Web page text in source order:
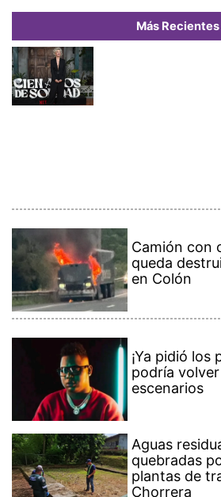
Más Recientes
Camión con
queda
en Colón
¡Ya pidió los
podría
escenarios
Aguas
quebradas
plantas de
Chorrera